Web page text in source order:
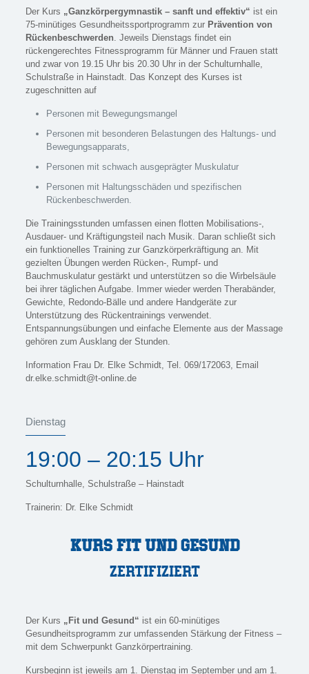
Der Kurs „Ganzkörpergymnastik – sanft und effektiv“ ist ein
75-minütiges Gesundheitssportprogramm zur Prävention von
Rückenbeschwerden. Jeweils Dienstags findet ein
rückengerechtes Fitnessprogramm für Männer und Frauen statt
und zwar von 19.15 Uhr bis 20.30 Uhr in der Schulturnhalle,
Schulstraße in Hainstadt. Das Konzept des Kurses ist
zugeschnitten auf
Personen mit Bewegungsmangel
Personen mit besonderen Belastungen des Haltungs- und
Bewegungsapparats,
Personen mit schwach ausgeprägter Muskulatur
Personen mit Haltungsschäden und spezifischen
Rückenbeschwerden.
Die Trainingsstunden umfassen einen flotten Mobilisations-,
Ausdauer- und Kräftigungsteil nach Musik. Daran schließt sich
ein funktionelles Training zur Ganzkörperkräftigung an. Mit
gezielten Übungen werden Rücken-, Rumpf- und
Bauchmuskulatur gestärkt und unterstützen so die Wirbelsäule
bei ihrer täglichen Aufgabe. Immer wieder werden Therabänder,
Gewichte, Redondo-Bälle und andere Handgeräte zur
Unterstützung des Rückentrainings verwendet.
Entspannungsübungen und einfache Elemente aus der Massage
gehören zum Ausklang der Stunden.
Information Frau Dr. Elke Schmidt, Tel. 069/172063, Email
dr.elke.schmidt@t-online.de
Dienstag
19:00 – 20:15 Uhr
Schulturnhalle, Schulstraße – Hainstadt
Trainerin: Dr. Elke Schmidt
KURS FIT UND GESUND
ZERTIFIZIERT
Der Kurs „Fit und Gesund“ ist ein 60-minütiges
Gesundheitsprogramm zur umfassenden Stärkung der Fitness –
mit dem Schwerpunkt Ganzkörpertraining.
Kursbeginn ist jeweils am 1. Dienstag im September und am 1.